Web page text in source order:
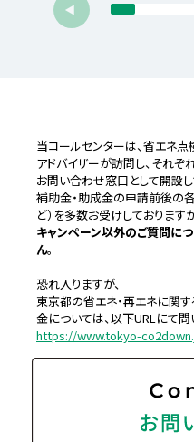
当コールセンターは、省エネ点
アドバイザーが訪問し、それぞ
お問い合わせ窓口として開設し
補助金・助成金の申請前後の
ど）を多数お受けしておりますが
キャンペーン以外のご質問に
ん。
恐れ入りますが、
東京都の省エネ・再エネに関
金については、以下URLにて問
https://www.tokyo-